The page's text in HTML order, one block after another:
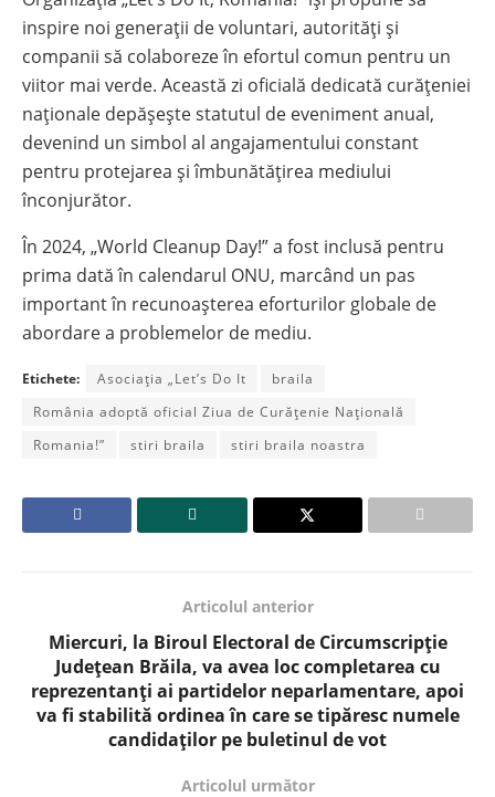
inspire noi generații de voluntari, autorități și
companii să colaboreze în efortul comun pentru un
viitor mai verde. Această zi oficială dedicată curățeniei
naționale depășește statutul de eveniment anual,
devenind un simbol al angajamentului constant
pentru protejarea și îmbunătățirea mediului
înconjurător.
În 2024, „World Cleanup Day!” a fost inclusă pentru
prima dată în calendarul ONU, marcând un pas
important în recunoașterea eforturilor globale de
abordare a problemelor de mediu.
Etichete: Asociația „Let’s Do It
braila
România adoptă oficial Ziua de Curățenie Națională
Romania!”
stiri braila stiri braila noastra
Articolul anterior
Miercuri, la Biroul Electoral de Circumscripție
Județean Brăila, va avea loc completarea cu
reprezentanți ai partidelor neparlamentare, apoi
va fi stabilită ordinea în care se tipăresc numele
candidaților pe buletinul de vot
Articolul următor